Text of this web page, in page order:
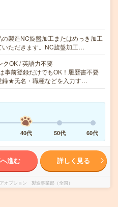
製造NC旋盤加工またはめっき加工
いただきます。NC旋盤加工…
クOK / 英語力不要
事前登録だけでもOK！履歴書不要
録★氏名・職種などを入力す…
40代 50代 60代
進む 詳しく見る
オプション 製造事業部（全国）